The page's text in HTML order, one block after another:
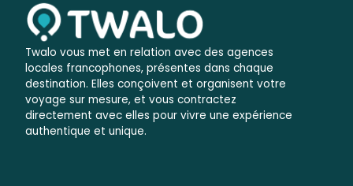
Twalo vous met en relation avec des agences
locales francophones, présentes dans chaque
destination. Elles conçoivent et organisent votre
voyage sur mesure, et vous contractez
directement avec elles pour vivre une expérience
authentique et unique.